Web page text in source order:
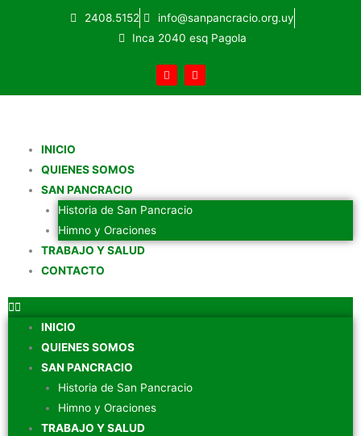
2408.5152
info@sanpancracio.org.uy
Inca 2040 esq Pagola
F
a
c
Y
o
u
INICIO
QUIENES SOMOS
SAN PANCRACIO
Historia de San Pancracio
Himno y Oraciones
TRABAJO Y SALUD
CONTACTO
INICIO
QUIENES SOMOS
SAN PANCRACIO
Historia de San Pancracio
Himno y Oraciones
TRABAJO Y SALUD